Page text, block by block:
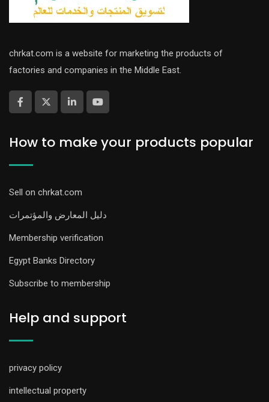
chrkat.com is a website for marketing the products of
factories and companies in the Middle East.
How to make your products popular
Sell on chrkat.com
دليل المعارض والمؤتمرات
Membership verification
Egypt Banks Directory
Subscribe to membership
Help and support
privacy policy
intellectual property